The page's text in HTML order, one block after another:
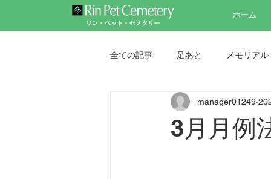
ホーム
全ての記事 足あと メモリアル
ペット墓地 ペット納骨堂
3月月例
manager01249